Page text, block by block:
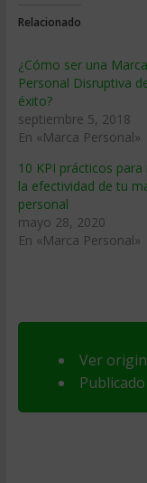
Relacionado
¿Cómo ser una Marca
Personal Disruptiva
éxito?
septiembre 5, 2018
En «Marca Personal»
10 KPI prácticos para
la efectividad de tu
personal
mayo 28, 2020
En «Marca Personal»
Ver